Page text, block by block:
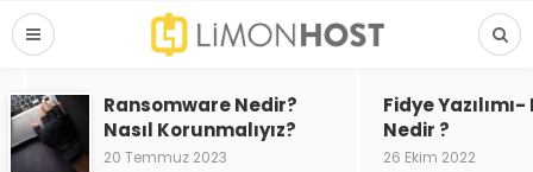
Ransomware Nedir?
Nasıl Korunmalıyız?
20 Temmuz 2023
Fidye
Nedir ?
26 Ekim 2022